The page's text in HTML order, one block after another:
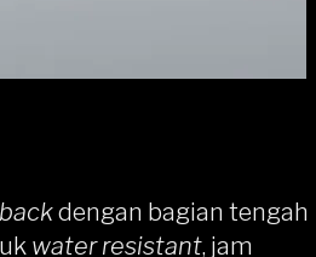
dengan bagian tengah
water resistant, jam